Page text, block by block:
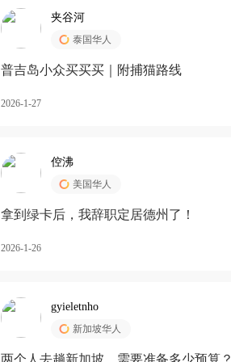
夹谷河
泰国华人
️普吉岛小众买买买｜附捕猫路线
2026-1-27
倥沸
美国华人
拿到绿卡后，我辞职定居德州了！
2026-1-26
gyieletnho
新加坡华人
两个人去趟新加坡，需要准备多少预算？